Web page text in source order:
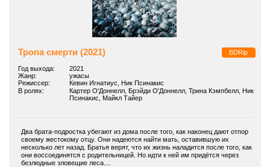
Тропа смерти (2021) BDRip
Год выхода:
2021
Жанр:
ужасы
Режиссер:
Кевин Игнатиус, Ник Псинакис
В ролях:
Картер О'Доннелл, Брэйди О'Доннелл, Трина Кэмпбелл, Ник
Псинакис, Майкл Тайер
Два брата-подростка убегают из дома после того, как наконец дают отпор
своему жестокому отцу. Они надеются найти мать, оставившую их
несколько лет назад. Братья верят, что их жизнь наладится после того, как
они воссоединятся с родительницей. Но идти к ней им придётся через
безлюдные зловещие леса....